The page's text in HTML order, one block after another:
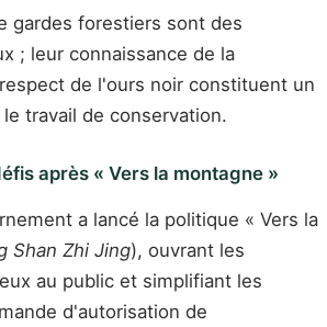
gardes forestiers sont des
; leur connaissance de la
de l'ours noir constituent un
travail de conservation.
après « Vers la montagne »
a lancé la politique « Vers la
Shan Zhi Jing), ouvrant les
au public et simplifiant les
d'autorisation de